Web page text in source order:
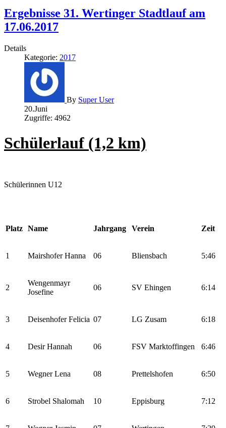
Ergebnisse 31. Wertinger Stadtlauf am
17.06.2017
Details
Kategorie: 2017
By Super User
20.Juni
Zugriffe: 4962
Schülerlauf (1,2 km)
Schülerinnen U12
Platz Name Jahrgang Verein Zeit
1 Mairshofer Hanna 06 Bliensbach 5:46
2
Wengenmayr
Josefine
06 SV Ehingen 6:14
3 Deisenhofer Felicia 07 LG Zusam 6:18
4 Desir Hannah 06 FSV Marktoffingen 6:46
5 Wegner Lena 08 Prettelshofen 6:50
6 Strobel Shalomah 10 Eppisburg 7:12